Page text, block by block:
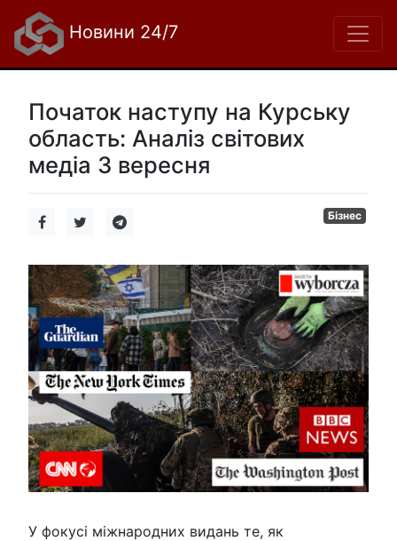
Новини 24/7
Початок наступу на Курську
область: Аналіз світових
медіа 3 вересня
Бізнес
У фокусі міжнародних видань те, як